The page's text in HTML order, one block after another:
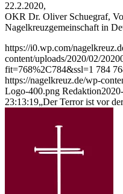
22.2.2020,
OKR Dr. Oliver Schuegraf,
Nagelkreuzgemeinschaft in
https://i0.wp.com/
content/uploads/2020/02/
fit=768%2C784&ssl=1 784
https://nagelkreuz.de/wp-
Logo-400.png Redaktion
23:13:19„Der Terror ist vor